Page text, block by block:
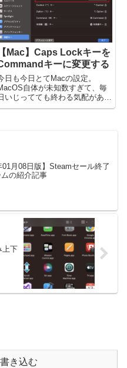
ルはどち...
【Mac】Caps Lockキーを
キーに変更する
日も今日とてMacの設定。
自体が未知数すぎて、毎
いじってても終わる気配があり
せん。特に、Macbookのキー
01月08日版】Steamセール終了
の紹介記事
上下
き込む